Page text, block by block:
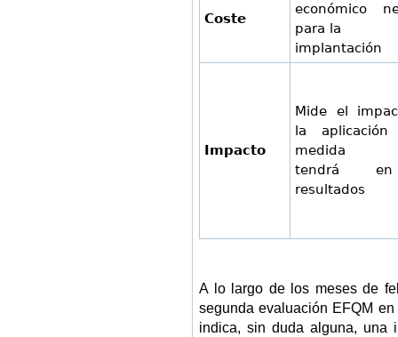
Coste
económico
para la
implantación
Impacto
Mide el
la
medida
tendrá
resultados
A lo largo de los meses de
segunda evaluación EFQM
indica, sin duda alguna, una